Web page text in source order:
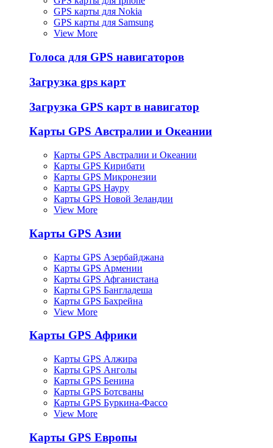
GPS карты для Nokia
GPS карты для Samsung
View More
Голоса для GPS навигаторов
Загрузка gps карт
Загрузка GPS карт в навигатор
Карты GPS Австралии и Океании
Карты GPS Австралии и Океании
Карты GPS Кирибати
Карты GPS Микронезии
Карты GPS Науру
Карты GPS Новой Зеландии
View More
Карты GPS Азии
Карты GPS Азербайджана
Карты GPS Армении
Карты GPS Афганистана
Карты GPS Бангладеша
Карты GPS Бахрейна
View More
Карты GPS Африки
Карты GPS Алжира
Карты GPS Анголы
Карты GPS Бенина
Карты GPS Ботсваны
Карты GPS Буркина-Фассо
View More
Карты GPS Европы